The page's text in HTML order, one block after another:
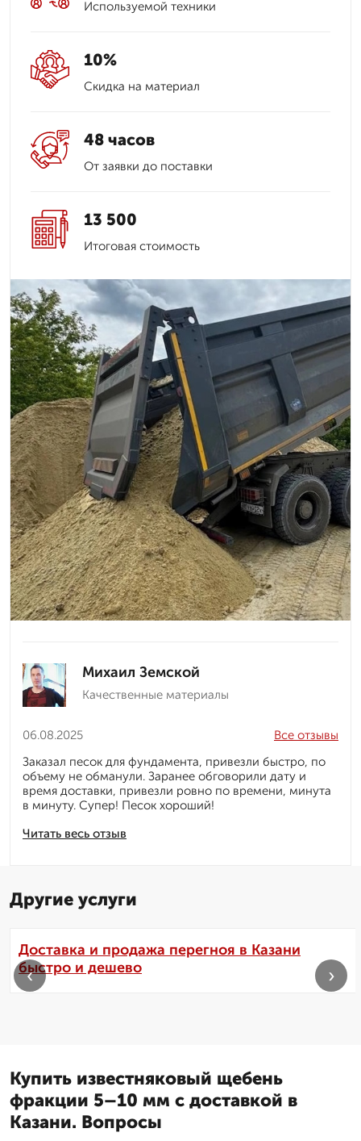
Используемой техники
10%
Скидка на материал
48 часов
От заявки до поставки
13 500
Итоговая стоимость
Михаил Земской
Качественные материалы
06.08.2025
Читать весь отзыв
Все отзывы
Заказал песок для фундамента, привезли быстро, по
объему не обманули. Заранее обговорили дату и
время доставки, привезли ровно по времени, минута
в минуту. Супер! Песок хороший!
Другие услуги
Доставка и продажа перегноя в Казани
быстро и дешево
‹ ›
Купить известняковый щебень
фракции 5–10 мм с доставкой в
Казани. Вопросы